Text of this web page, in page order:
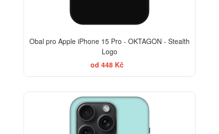
Obal pro Apple iPhone 15 Pro - OKTAGON - Stealth
Logo
od 448 Kč